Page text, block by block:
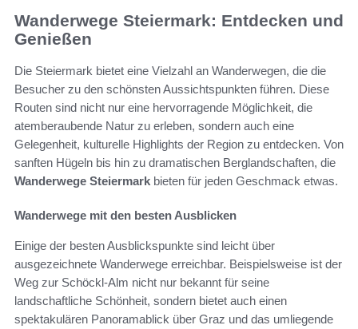
Wanderwege Steiermark: Entdecken und
Genießen
Die Steiermark bietet eine Vielzahl an Wanderwegen, die die
Besucher zu den schönsten Aussichtspunkten führen. Diese
Routen sind nicht nur eine hervorragende Möglichkeit, die
atemberaubende Natur zu erleben, sondern auch eine
Gelegenheit, kulturelle Highlights der Region zu entdecken. Von
sanften Hügeln bis hin zu dramatischen Berglandschaften, die
Wanderwege Steiermark bieten für jeden Geschmack etwas.
Wanderwege mit den besten Ausblicken
Einige der besten Ausblickspunkte sind leicht über
ausgezeichnete Wanderwege erreichbar. Beispielsweise ist der
Weg zur Schöckl-Alm nicht nur bekannt für seine
landschaftliche Schönheit, sondern bietet auch einen
spektakulären Panoramablick über Graz und das umliegende